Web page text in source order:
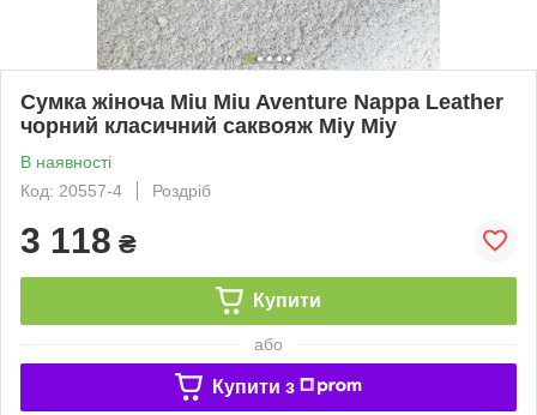
Сумка жіноча Miu Miu Aventure Nappa Leather
чорний класичний саквояж Міу Міу
В наявності
Код: 20557-4
Роздріб
3 118 ₴
Купити
або
Купити з